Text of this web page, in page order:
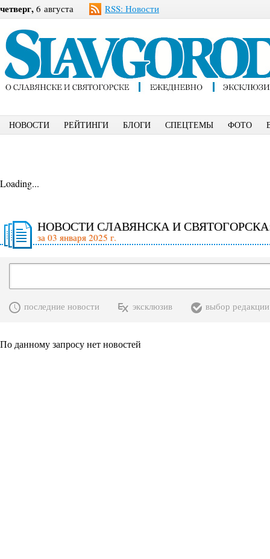
четверг, 6 августа RSS: Новости
НОВОСТИ РЕЙТИНГИ БЛОГИ СПЕЦТЕМЫ ФОТО
Loading...
НОВОСТИ СЛАВЯНСКА И
за 03 января 2025 г.
последние новости эксклюзив выбор редакции
По данному запросу нет новостей